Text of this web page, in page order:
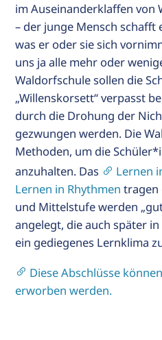
im Auseinanderklaffen von
– der junge Mensch schafft
was er oder sie sich
uns ja alle mehr oder
Waldorfschule sollen die
„Willenskorsett“ verpasst
durch die Drohung der
gezwungen werden. Die
Methoden, um die
anzuhalten. Das
Lernen
Lernen in Rhythmen tragen
und Mittelstufe werden
angelegt, die auch später
ein gediegenes Lernklima
Diese Abschlüsse
erworben werden.